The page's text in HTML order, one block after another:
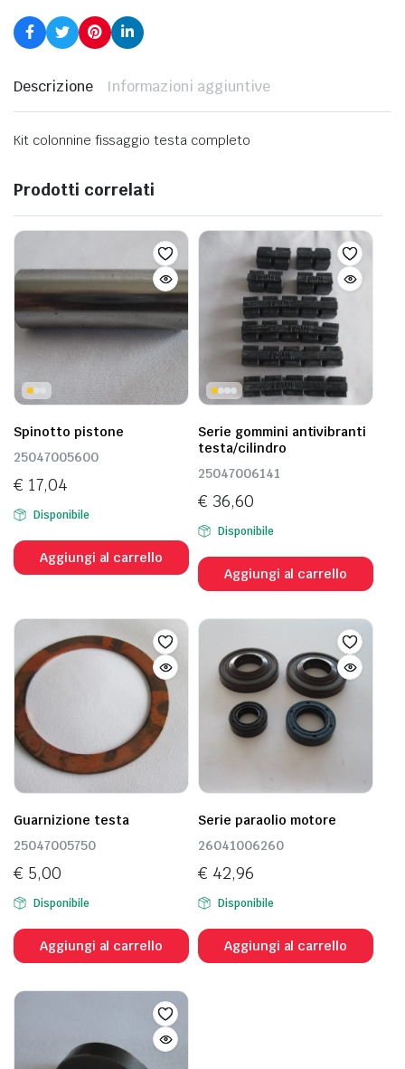
Descrizione Informazioni aggiuntive
Kit colonnine fissaggio testa completo
Prodotti correlati
Spinotto pistone
25047005600
€ 17,04
Disponibile
Aggiungi al carrello
Serie gommini antivibranti
testa/cilindro
25047006141
€ 36,60
Disponibile
Aggiungi al carrello
Guarnizione testa
25047005750
€ 5,00
Disponibile
Aggiungi al carrello
Serie paraolio motore
26041006260
€ 42,96
Disponibile
Aggiungi al carrello